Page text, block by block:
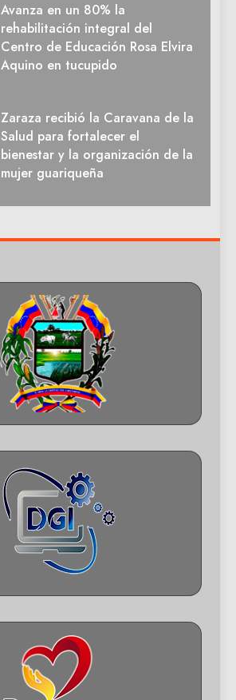
Avanza en un 80% la
rehabilitación integral del
Centro de Educación Rosa Elvira
Aquino en tucupido
Zaraza recibió la Caravana de la
Salud para fortalecer el
bienestar y la organización de la
mujer guariqueña